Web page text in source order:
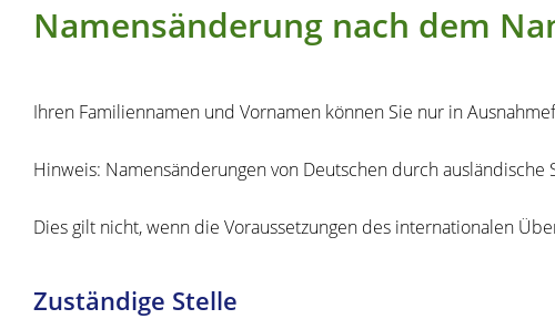
Namensänderung nach dem
Ihren Familiennamen und Vornamen können Sie nur in
Hinweis: Namensänderungen von Deutschen durch
Dies gilt nicht, wenn die Voraussetzungen des internationalen
Zuständige Stelle